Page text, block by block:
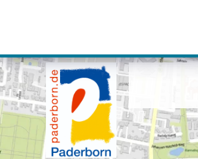
Visuelle
Assistenzsoftware
öffnen.
Mit
der
Tastatur
erreichbar
über
+